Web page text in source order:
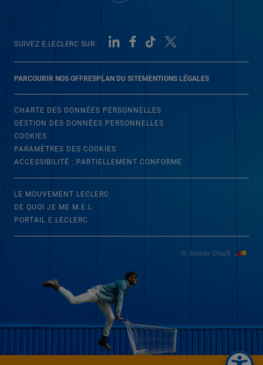
PARCOURIR NOS OFFRESPLAN DU SITEMENTIONS LÉGALES
SUIVEZ E.LECLERC SUR
CHARTE DES DONNÉES PERSONNELLES
GESTION DES DONNÉES PERSONNELLES
COOKIES
PARAMÈTRES DES COOKIES
ACCESSIBILITÉ : PARTIELLEMENT CONFORME
LE MOUVEMENT LECLERC
DE QUOI JE ME M.E.L
PORTAIL E.LECLERC